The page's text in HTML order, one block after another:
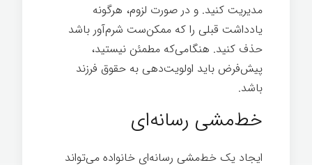
مدیریت کنید. و در صورت لزوم، هرگونه
یادداشت قبلی را که ممکن‌ست شرم‌آور باشد
حذف کنید. هنگامی‌که مطمئن نیستید،
پیش‌فرض باید اولویت‌دهی به حقوق فرزند
باشد.
خط‌مشی رسانه‌ای
ایجاد یک خط‌مشی رسانه‌ای خانواده می‌تواند